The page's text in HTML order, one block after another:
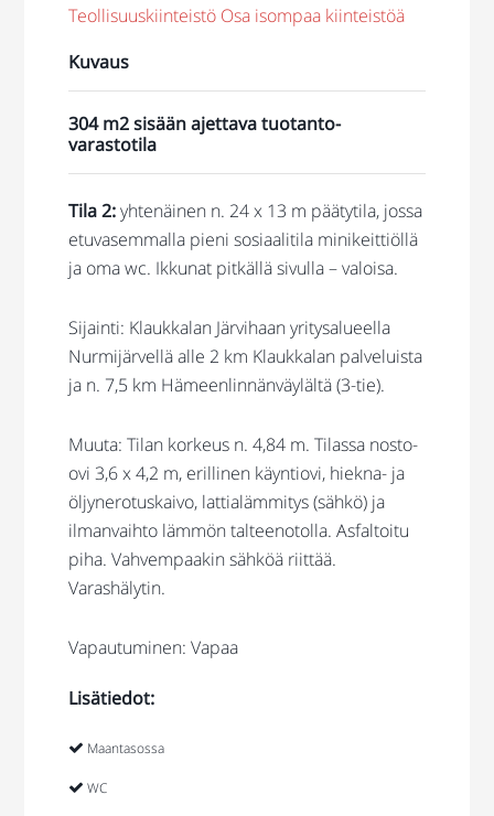
Teollisuuskiinteistö Osa isompaa kiinteistöä
Kuvaus
304 m2 sisään ajettava tuotanto-
varastotila
Tila 2:yhtenäinen n. 24 x 13 m päätytila, jossa
etuvasemmalla pieni sosiaalitila minikeittiöllä
ja oma wc. Ikkunat pitkällä sivulla – valoisa.
Sijainti: Klaukkalan Järvihaan yritysalueella
Nurmijärvellä alle 2 km Klaukkalan palveluista
ja n. 7,5 km Hämeenlinnänväylältä (3-tie).
Muuta: Tilan korkeus n. 4,84 m. Tilassa nosto-
ovi 3,6 x 4,2 m, erillinen käyntiovi, hiekna- ja
öljynerotuskaivo, lattialämmitys (sähkö) ja
ilmanvaihto lämmön talteenotolla. Asfaltoitu
piha. Vahvempaakin sähköä riittää.
Varashälytin.
Vapautuminen: Vapaa
Lisätiedot:
Maantasossa
WC